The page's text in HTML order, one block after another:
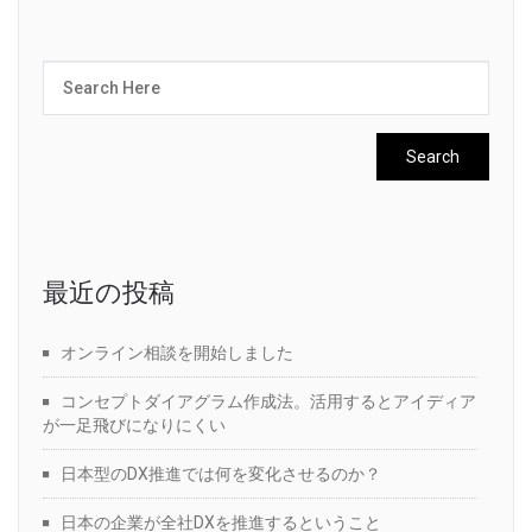
最近の投稿
オンライン相談を開始しました
コンセプトダイアグラム作成法。活用するとアイディア
が一足飛びになりにくい
日本型のDX推進では何を変化させるのか？
日本の企業が全社DXを推進するということ